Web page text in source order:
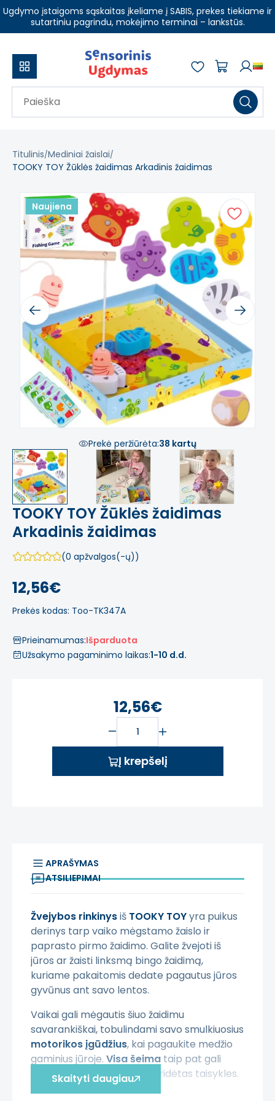
Ugdymo įstaigoms sąskaitas įkeliame į SABIS, prekes tiekiame ir
sutartiniu pagrindu, mokėjimo terminai – lankstūs.
Titulinis Mediniai žaislai
TOOKY TOY Žūklės žaidimas Arkadinis žaidimas
Naujiena
Previous Next
Prekė peržiūrėta:38 kartų
TOOKY TOY Žūklės žaidimas
Arkadinis žaidimas
(0 apžvalgos(-ų))
12,56€
Prekės kodas: Too-TK347A
Prieinamumas:Išparduota
Užsakymo pagaminimo laikas:1-10 d.d.
12,56€
Į krepšelį
APRAŠYMAS
ATSILIEPIMAI
Žvejybos rinkinysiš TOOKY TOYyra puikus
derinys tarp vaiko mėgstamo žaislo ir
paprasto pirmo žaidimo. Galite žvejoti iš
jūros ar žaisti linksmą bingo žaidimą,
kuriame pakaitomis dedate pagautus jūros
gyvūnus ant savo lentos.
Vaikai gali mėgautis šiuo žaidimu
savarankiškai, tobulindami savo smulkiuosius
motorikos įgūdžius, kai pagaukite medžio
gaminius jūroje. Visa šeima taip pat gali
dalyvauti, žaidžiant pagal pridėtas taisykles.
Skaityti daugiau